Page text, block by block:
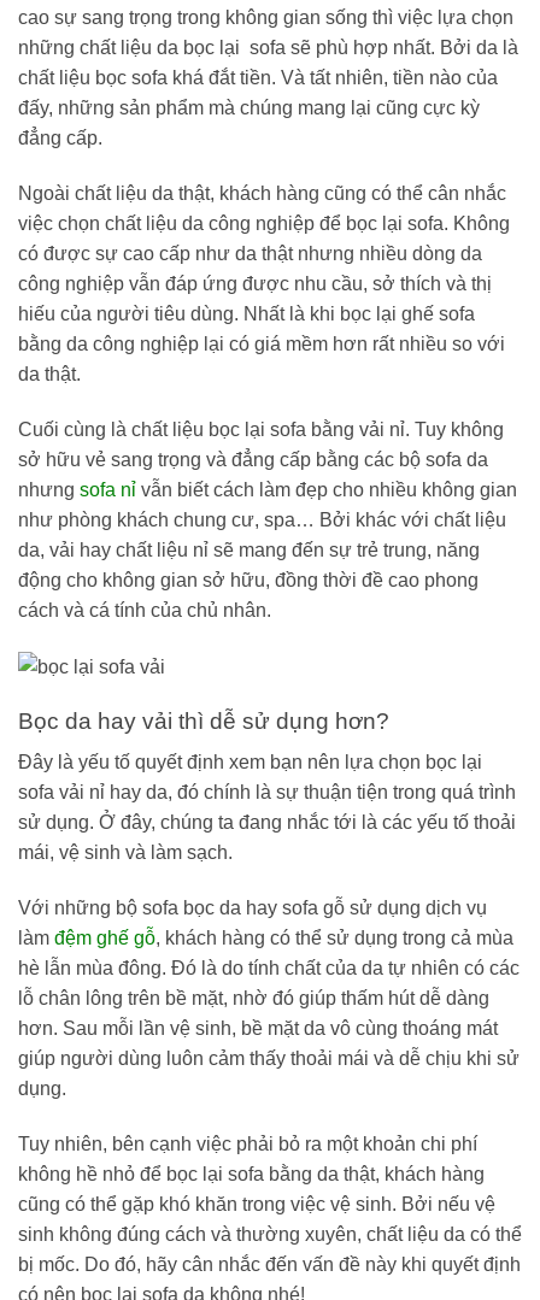
cao sự sang trọng trong không gian sống thì việc lựa chọn
những chất liệu da bọc lại sofa sẽ phù hợp nhất. Bởi da là
chất liệu bọc sofa khá đắt tiền. Và tất nhiên, tiền nào của
đấy, những sản phẩm mà chúng mang lại cũng cực kỳ
đẳng cấp.
Ngoài chất liệu da thật, khách hàng cũng có thể cân nhắc
việc chọn chất liệu da công nghiệp để bọc lại sofa. Không
có được sự cao cấp như da thật nhưng nhiều dòng da
công nghiệp vẫn đáp ứng được nhu cầu, sở thích và thị
hiếu của người tiêu dùng. Nhất là khi bọc lại ghế sofa
bằng da công nghiệp lại có giá mềm hơn rất nhiều so với
da thật.
Cuối cùng là chất liệu bọc lại sofa bằng vải nỉ. Tuy không
sở hữu vẻ sang trọng và đẳng cấp bằng các bộ sofa da
nhưng sofa nỉ vẫn biết cách làm đẹp cho nhiều không gian
như phòng khách chung cư, spa… Bởi khác với chất liệu
da, vải hay chất liệu nỉ sẽ mang đến sự trẻ trung, năng
động cho không gian sở hữu, đồng thời đề cao phong
cách và cá tính của chủ nhân.
Bọc da hay vải thì dễ sử dụng hơn?
Đây là yếu tố quyết định xem bạn nên lựa chọn bọc lại
sofa vải nỉ hay da, đó chính là sự thuận tiện trong quá trình
sử dụng. Ở đây, chúng ta đang nhắc tới là các yếu tố thoải
mái, vệ sinh và làm sạch.
Với những bộ sofa bọc da hay sofa gỗ sử dụng dịch vụ
làm đệm ghế gỗ, khách hàng có thể sử dụng trong cả mùa
hè lẫn mùa đông. Đó là do tính chất của da tự nhiên có các
lỗ chân lông trên bề mặt, nhờ đó giúp thấm hút dễ dàng
hơn. Sau mỗi lần vệ sinh, bề mặt da vô cùng thoáng mát
giúp người dùng luôn cảm thấy thoải mái và dễ chịu khi sử
dụng.
Tuy nhiên, bên cạnh việc phải bỏ ra một khoản chi phí
không hề nhỏ để bọc lại sofa bằng da thật, khách hàng
cũng có thể gặp khó khăn trong việc vệ sinh. Bởi nếu vệ
sinh không đúng cách và thường xuyên, chất liệu da có thể
bị mốc. Do đó, hãy cân nhắc đến vấn đề này khi quyết định
có nên bọc lại sofa da không nhé!